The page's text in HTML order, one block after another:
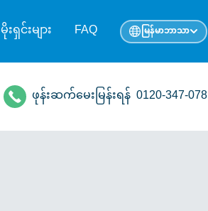
ရှင်းများ FAQ မြန်မာဘာသာ
ဖုန်းဆက်မေးမြန်းရန် 0120-347-078